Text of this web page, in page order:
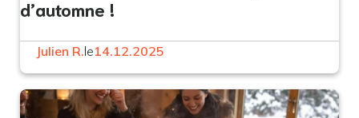
d’automne !
Julien R.le14.12.2025